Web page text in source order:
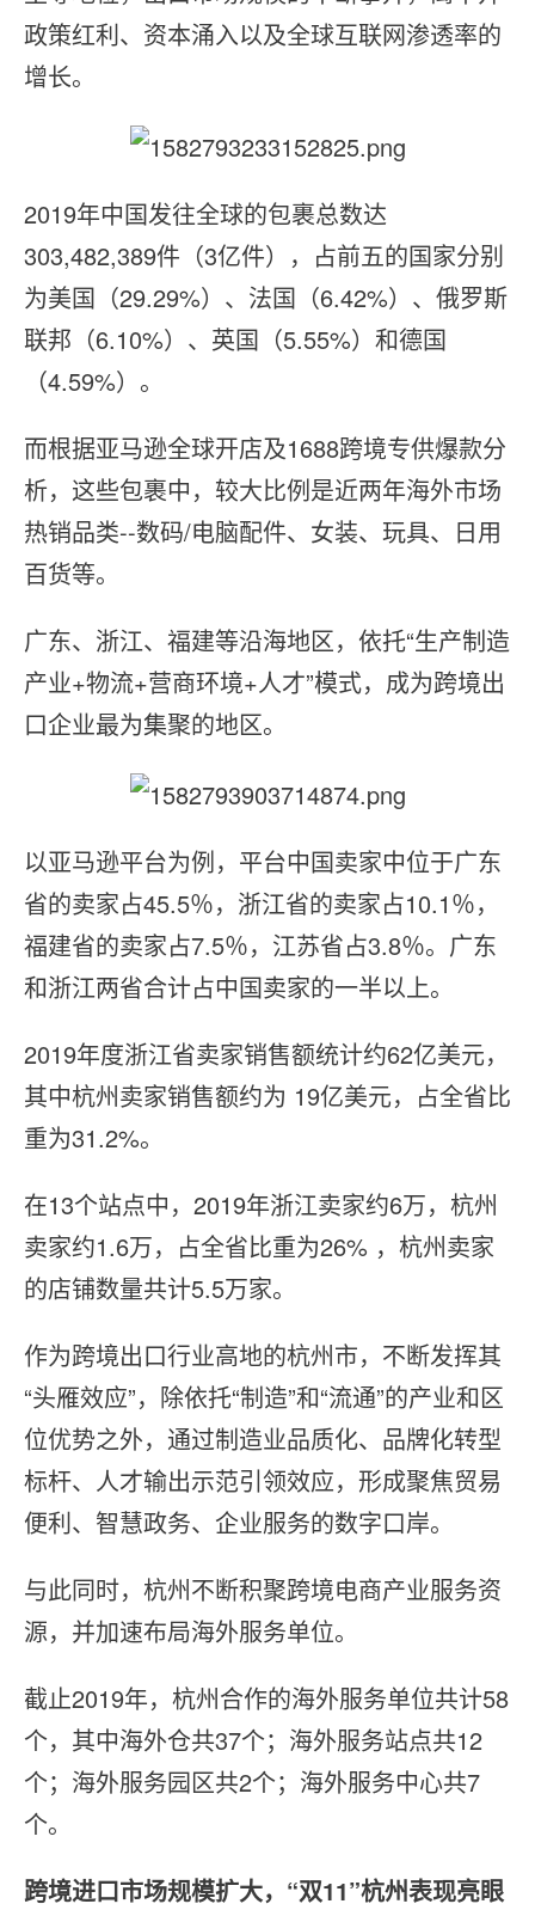
政策红利、资本涌入以及全球互联网渗透率的
增长。
2019年中国发往全球的包裹总数达
303,482,389件（3亿件），占前五的国家分别
为美国（29.29%）、法国（6.42%）、俄罗斯
联邦（6.10%）、英国（5.55%）和德国
（4.59%）。
而根据亚马逊全球开店及1688跨境专供爆款分
析，这些包裹中，较大比例是近两年海外市场
热销品类--数码/电脑配件、女装、玩具、日用
百货等。
广东、浙江、福建等沿海地区，依托“生产制造
产业+物流+营商环境+人才”模式，成为跨境出
口企业最为集聚的地区。
以亚马逊平台为例，平台中国卖家中位于广东
省的卖家占45.5％，浙江省的卖家占10.1％，
福建省的卖家占7.5％，江苏省占3.8％。广东
和浙江两省合计占中国卖家的一半以上。
2019年度浙江省卖家销售额统计约62亿美元，
其中杭州卖家销售额约为 19亿美元，占全省比
重为31.2%。
在13个站点中，2019年浙江卖家约6万，杭州
卖家约1.6万，占全省比重为26% ，杭州卖家
的店铺数量共计5.5万家。
作为跨境出口行业高地的杭州市，不断发挥其
“头雁效应”，除依托“制造”和“流通”的产业和区
位优势之外，通过制造业品质化、品牌化转型
标杆、人才输出示范引领效应，形成聚焦贸易
便利、智慧政务、企业服务的数字⼝岸。
与此同时，杭州不断积聚跨境电商产业服务资
源，并加速布局海外服务单位。
截止2019年，杭州合作的海外服务单位共计58
个，其中海外仓共37个；海外服务站点共12
个；海外服务园区共2个；海外服务中心共7
个。
跨境进口市场规模扩大，“双11”杭州表现亮眼